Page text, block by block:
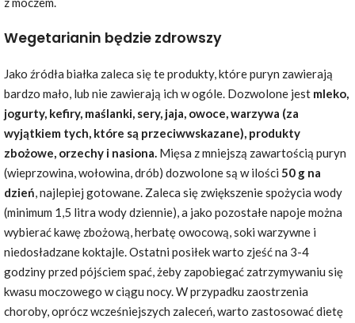
Wegetarianin będzie zdrowszy
Jako źródła białka zaleca się te produkty, które puryn zawierają
bardzo mało, lub nie zawierają ich w ogóle. Dozwolone jest mleko,
jogurty, kefiry, maślanki, sery, jaja, owoce, warzywa (za
wyjątkiem tych, które są przeciwwskazane), produkty
zbożowe, orzechy i nasiona. Mięsa z mniejszą zawartością puryn
(wieprzowina, wołowina, drób) dozwolone są w ilości 50 g na
dzień, najlepiej gotowane. Zaleca się zwiększenie spożycia wody
(minimum 1,5 litra wody dziennie), a jako pozostałe napoje można
wybierać kawę zbożową, herbatę owocową, soki warzywne i
niedosładzane koktajle. Ostatni posiłek warto zjeść na 3-4
godziny przed pójściem spać, żeby zapobiegać zatrzymywaniu się
kwasu moczowego w ciągu nocy. W przypadku zaostrzenia
choroby, oprócz wcześniejszych zaleceń, warto zastosować dietę